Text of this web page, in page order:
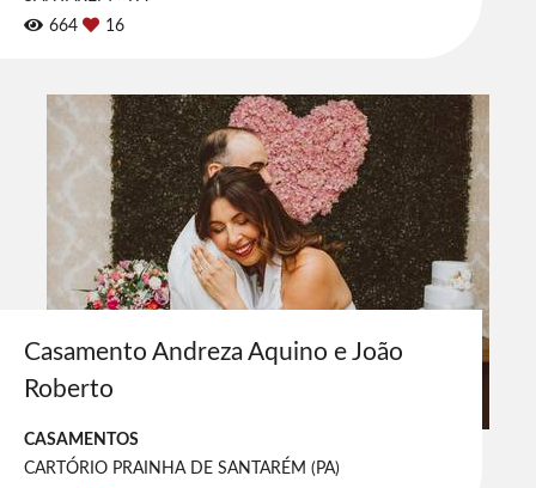
664
16
Casamento Andreza Aquino e João
Roberto
CASAMENTOS
CARTÓRIO PRAINHA DE SANTARÉM (PA)